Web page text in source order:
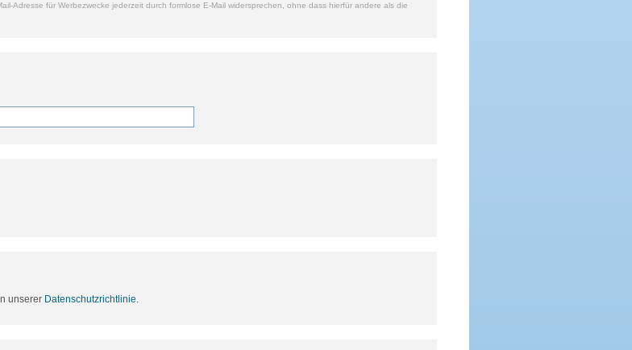
Adresse für Werbezwecke jederzeit durch formlose E-Mail widersprechen, ohne dass hierfür andere als die
unserer Datenschutzrichtlinie